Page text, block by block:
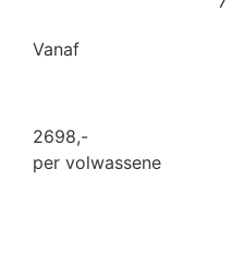
Vanaf
2698,-
per volwassene